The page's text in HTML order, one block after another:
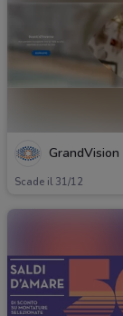
Scade il 31/12